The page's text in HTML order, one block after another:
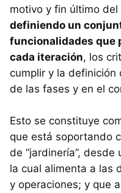
motivo y fin último
definiendo un
funcionalidades que
cada iteración, los
cumplir y la definición
de las fases y en el
Esto se constituye
que está soportando
de “jardinería”,
la cual alimenta a las
y operaciones; y que